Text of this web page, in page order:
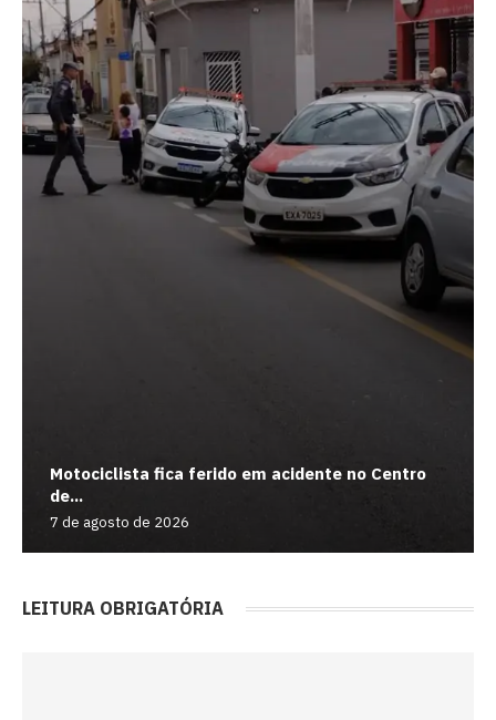
Motociclista fica ferido em acidente no Centro
de...
7 de agosto de 2026
LEITURA OBRIGATÓRIA